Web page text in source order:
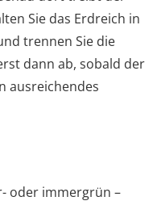
Sie das Erdreich in
trennen Sie die
dann ab, sobald der
ausreichendes
oder immergrün –